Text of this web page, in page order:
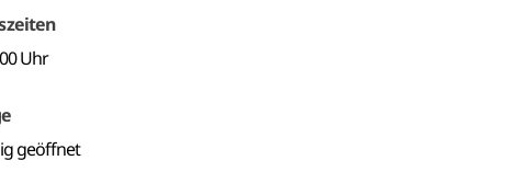
Uhr
geöffnet